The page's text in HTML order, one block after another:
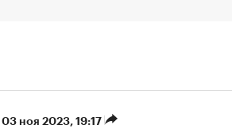
03 ноя 2023, 19:17